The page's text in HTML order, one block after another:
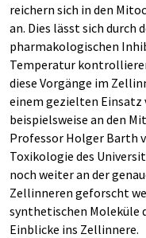
reichern sich in den
an. Dies lässt sich durch
pharmakologischen
Temperatur
diese Vorgänge im
einem gezielten Einsatz
beispielsweise an den
Professor Holger Barth
Toxikologie des
noch weiter an der
Zellinneren geforscht
synthetischen Moleküle
Einblicke ins Zellinnere.